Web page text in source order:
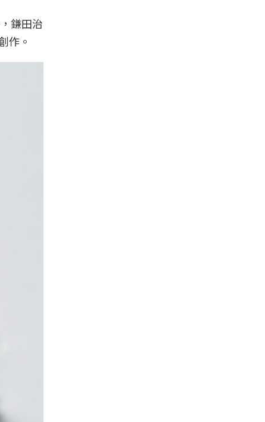
鎌田治
作。